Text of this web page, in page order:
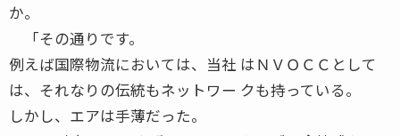
か。
「その通りです。
例えば国際物流においては、当社 はＮＶＯＣＣとして
は、それなりの伝統もネットワー クも持っている。
しかし、エアは手薄だった。